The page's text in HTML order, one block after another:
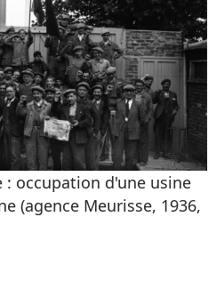
: occupation d'une usine
(agence Meurisse, 1936,